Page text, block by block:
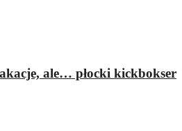
ale… płocki kickbokser